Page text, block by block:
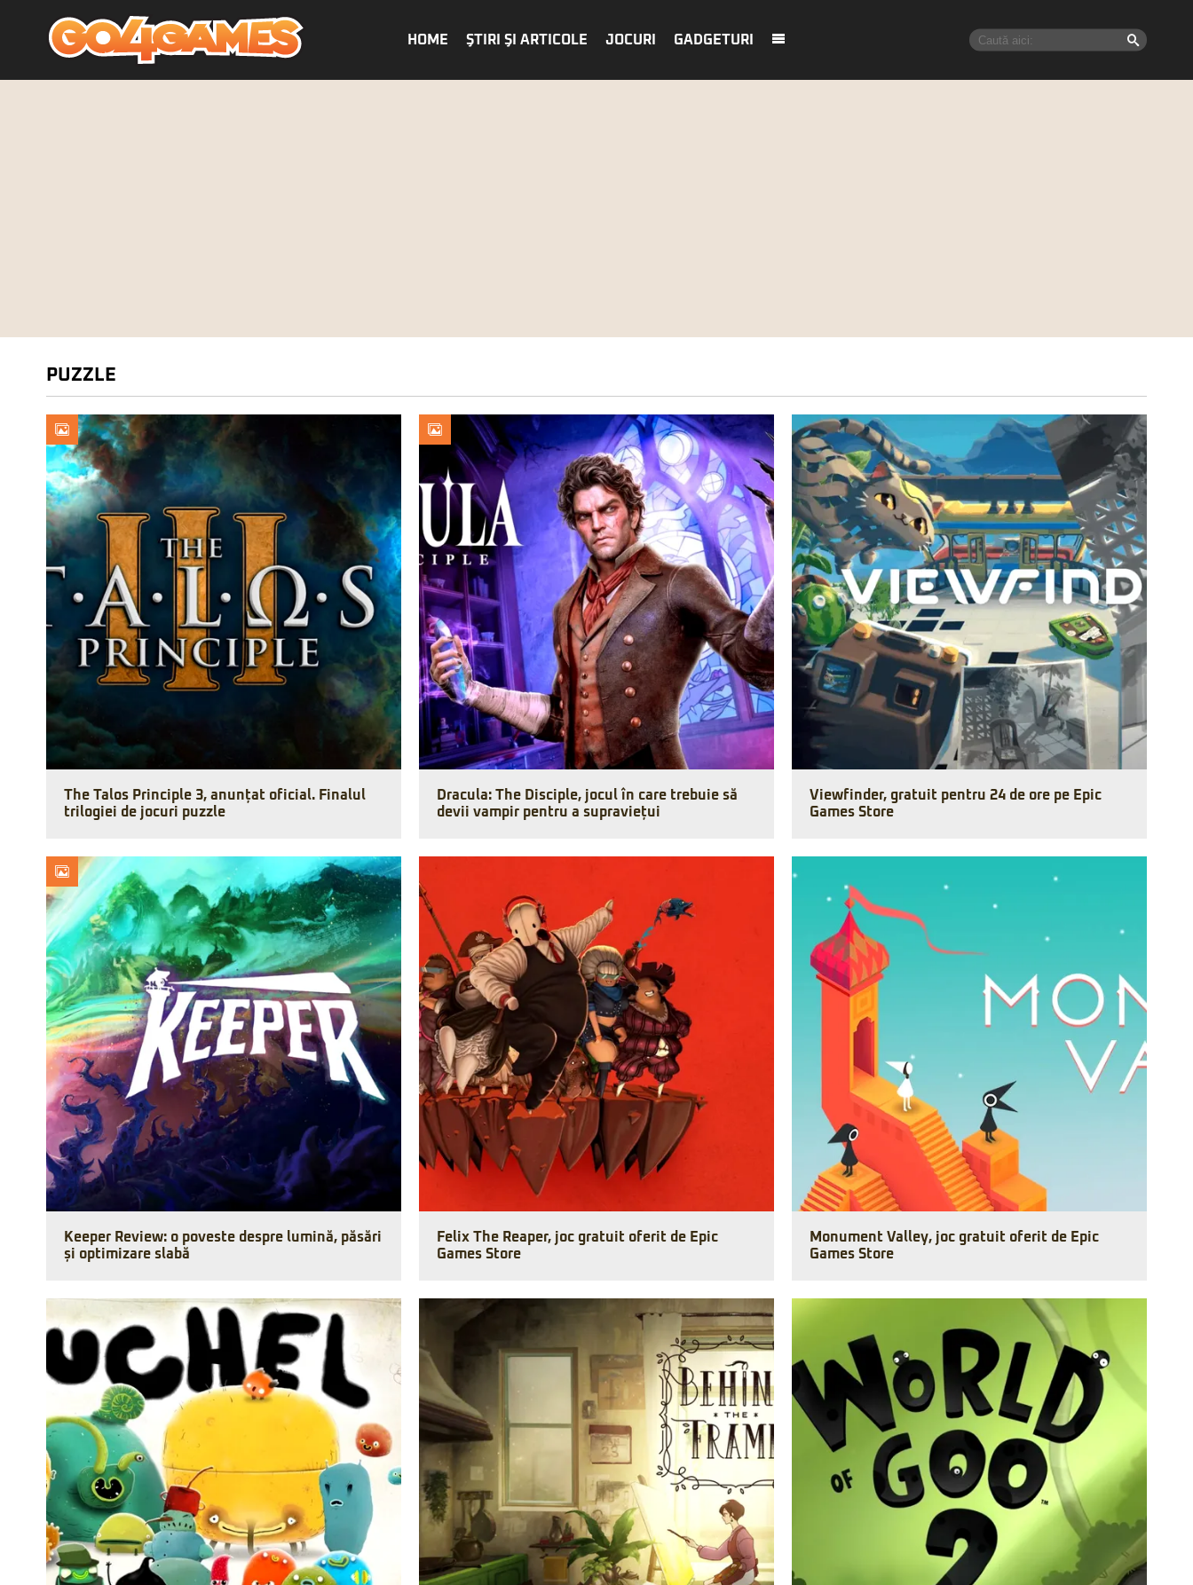
HOME ŞTIRI ŞI ARTICOLE JOCURI GADGETURI
PUZZLE
The Talos Principle 3, anunțat oficial. Finalul
trilogiei de jocuri puzzle
Dracula: The Disciple, jocul în care trebuie să
devii vampir pentru a supraviețui
Viewfinder, gratuit pentru 24 de ore pe Epic
Games Store
Keeper Review: o poveste despre lumină, păsări
și optimizare slabă
Felix The Reaper, joc gratuit oferit de Epic
Games Store
Monument Valley, joc gratuit oferit de Epic
Games Store